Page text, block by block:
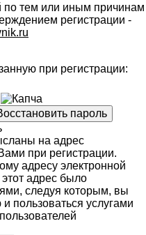
по тем или иным причинам
регистрации -
при регистрации:
на адрес
при регистрации.
адресу электронной
адрес было
следуя которым, вы
пользоваться услугами